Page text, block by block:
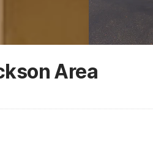
Area